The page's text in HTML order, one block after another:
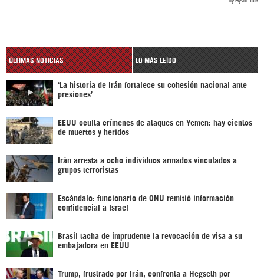
ÚLTIMAS NOTICIAS LO MÁS LEÍDO
‘La historia de Irán fortalece su cohesión nacional ante
presiones’
EEUU oculta crímenes de ataques en Yemen: hay cientos
de muertos y heridos
Irán arresta a ocho individuos armados vinculados a
grupos terroristas
Escándalo: funcionario de ONU remitió información
confidencial a Israel
Brasil tacha de imprudente la revocación de visa a su
embajadora en EEUU
Trump, frustrado por Irán, confronta a Hegseth por